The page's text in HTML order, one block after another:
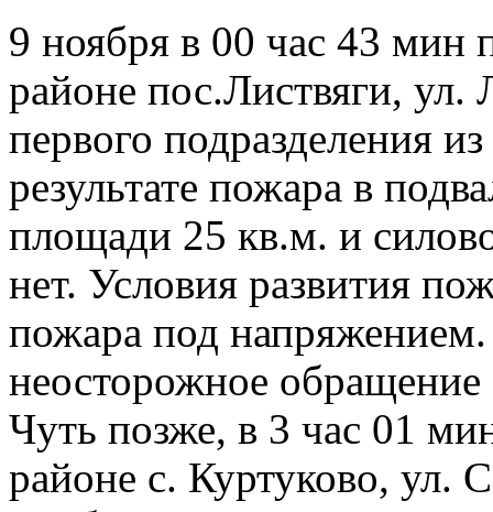
9 ноября в 00 час 43
районе пос.Листвяги,
первого подразделения
результате пожара в
площади 25 кв.м. и
нет. Условия развития
пожара под
неосторожное
Чуть позже, в 3 час 01
районе с. Куртуково, ул.